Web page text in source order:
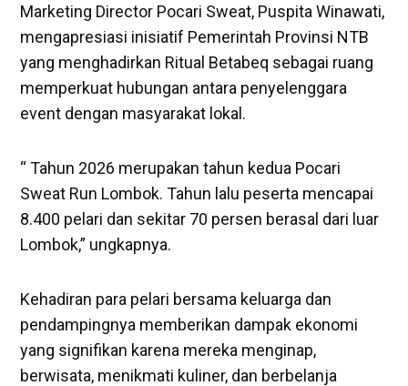
Marketing Director Pocari Sweat, Puspita Winawati,
mengapresiasi inisiatif Pemerintah Provinsi NTB
yang menghadirkan Ritual Betabeq sebagai ruang
memperkuat hubungan antara penyelenggara
event dengan masyarakat lokal.
“ Tahun 2026 merupakan tahun kedua Pocari
Sweat Run Lombok. Tahun lalu peserta mencapai
8.400 pelari dan sekitar 70 persen berasal dari luar
Lombok,” ungkapnya.
Kehadiran para pelari bersama keluarga dan
pendampingnya memberikan dampak ekonomi
yang signifikan karena mereka menginap,
berwisata, menikmati kuliner, dan berbelanja